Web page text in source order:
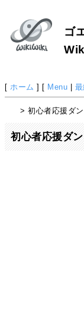
ゴ
[ ホーム ] [ Menu
> 初心者応援ダ
初心者応援ダ